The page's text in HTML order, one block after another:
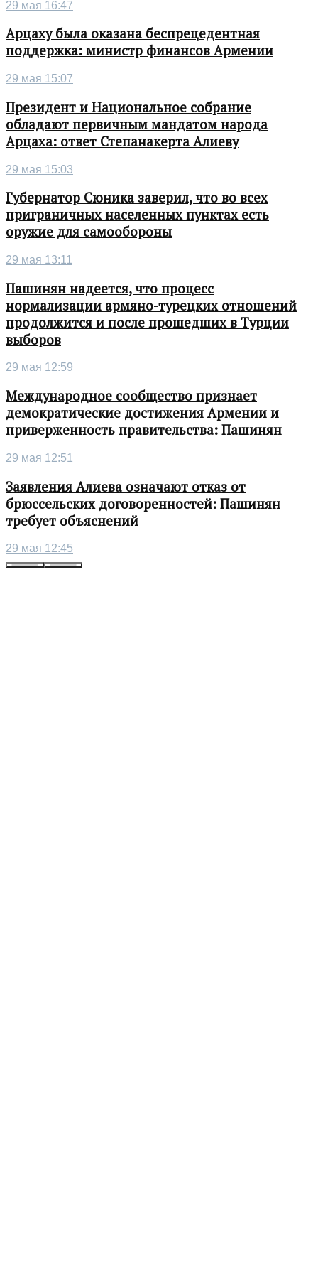
29 мая 16:47
Арцаху была оказана беспрецедентная
поддержка: министр финансов Армении
29 мая 15:07
Президент и Национальное собрание
обладают первичным мандатом народа
Арцаха: ответ Степанакерта Алиеву
29 мая 15:03
Губернатор Сюника заверил, что во всех
приграничных населенных пунктах есть
оружие для самообороны
29 мая 13:11
Пашинян надеется, что процесс
нормализации армяно-турецких отношений
продолжится и после прошедших в Турции
выборов
29 мая 12:59
Международное сообщество признает
демократические достижения Армении и
приверженность правительства: Пашинян
29 мая 12:51
Заявления Алиева означают отказ от
брюссельских договоренностей: Пашинян
требует объяснений
29 мая 12:45